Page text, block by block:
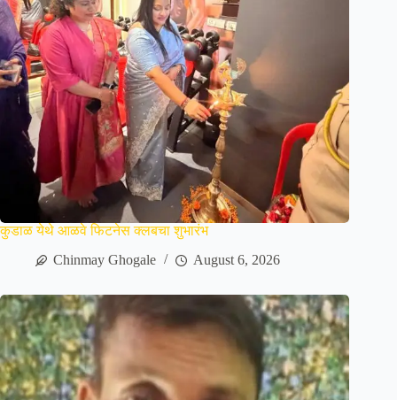
कुडाळ येथे आळवे फिटनेस क्लबचा शुभारंभ
Chinmay Ghogale
August 6, 2026